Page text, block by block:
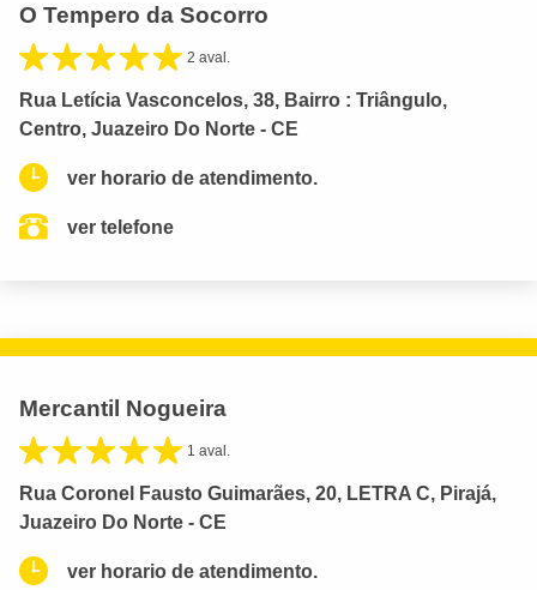
O Tempero da Socorro
2 aval.
Rua Letícia Vasconcelos, 38, Bairro : Triângulo,
Centro, Juazeiro Do Norte - CE
ver horario de atendimento.
ver telefone
Mercantil Nogueira
1 aval.
Rua Coronel Fausto Guimarães, 20, LETRA C, Pirajá,
Juazeiro Do Norte - CE
ver horario de atendimento.